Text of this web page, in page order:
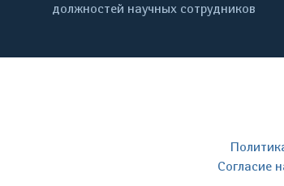
должностей научных сотрудников
Согласие